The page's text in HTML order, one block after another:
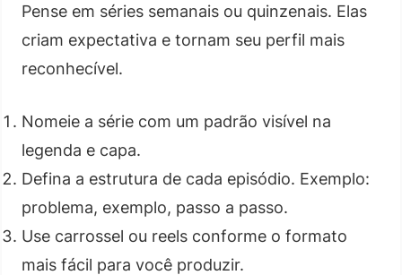
Pense em séries semanais ou quinzenais. Elas
criam expectativa e tornam seu perfil mais
reconhecível.
Nomeie a série com um padrão visível na
legenda e capa.
Defina a estrutura de cada episódio. Exemplo:
problema, exemplo, passo a passo.
Use carrossel ou reels conforme o formato
mais fácil para você produzir.